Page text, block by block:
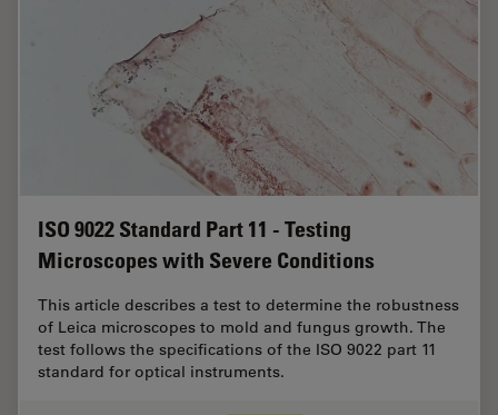
ISO 9022 Standard Part 11 - Testing
Microscopes with Severe Conditions
This article describes a test to determine the robustness
of Leica microscopes to mold and fungus growth. The
test follows the specifications of the ISO 9022 part 11
standard for optical instruments.